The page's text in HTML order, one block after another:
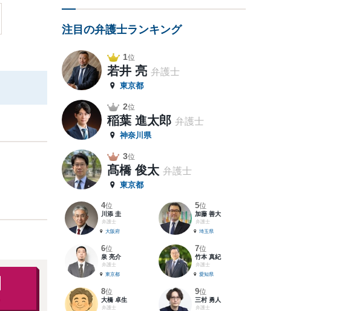
注目の弁護士ランキング
1位
若井 亮 弁護士
東京都
2位
稲葉 進太郎 弁護士
神奈川県
3位
髙橋 俊太 弁護士
東京都
4位
川添 圭
弁護士
大阪府
5位
加藤 善大
弁護士
埼玉県
6位
泉 亮介
弁護士
東京都
7位
竹本 真紀
弁護士
愛知県
8位
大橋 卓生
弁護士
9位
三村 勇人
弁護士